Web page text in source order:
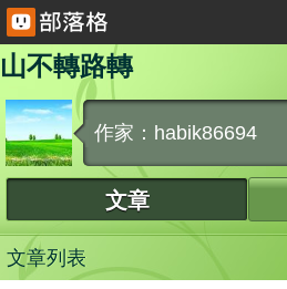
山不轉路轉
作家：habik86694
文章
文章列表